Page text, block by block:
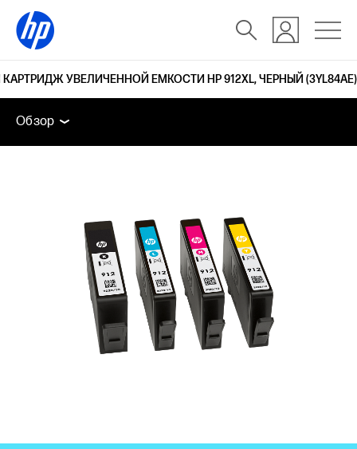
УВЕЛИЧЕННОЙ ЕМКОСТИ HP 912XL, ЧЕРНЫЙ (3YL84AE)
Обзор
Поддержка
Обзор